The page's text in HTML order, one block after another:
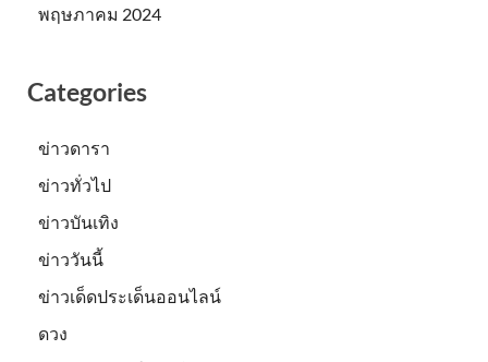
พฤษภาคม 2024
Categories
ข่าวดารา
ข่าวทั่วไป
ข่าวบันเทิง
ข่าววันนี้
ข่าวเด็ดประเด็นออนไลน์
ดวง